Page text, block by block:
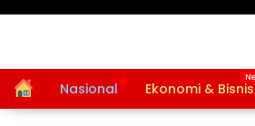
HomeNasional Ekonomi & Bisnis